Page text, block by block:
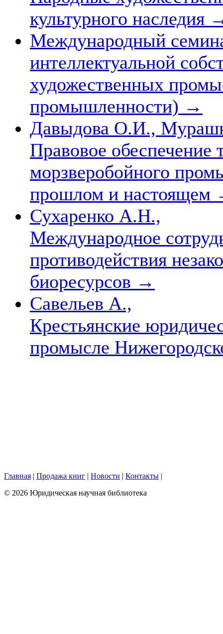
культурного наследия
Международный
интеллектуальной
художественных
промышленности) →
Давыдова О.И.,
Правовое обеспечение
морзверобойного
прошлом и настоящем
Сухаренко А.Н.,
Международное
противодействия
биоресурсов →
Савельев А.,
Крестьянские
промысле
Главная | Продажа книг | Новости | Контакты |
© 2026 Юридическая научная библиотека